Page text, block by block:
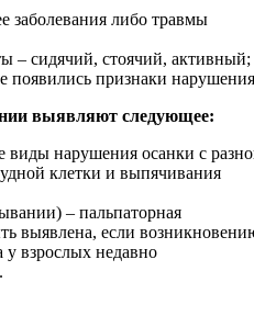
заболевания либо травмы
– сидячий, стоячий, активный;
появились признаки
выявляют следующее:
виды нарушения осанки с
клетки и выпячивания
– пальпаторная
выявлена, если
у взрослых недавно